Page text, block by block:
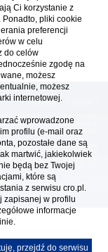
[ reklama] [
działania, te pliki
z serwisu; więcej informacji w
polityce prywatności
za treści zamieszczone przez
Serwis ma charakter
biura podróży, nie zajmuje
treść zamieszczonych reklam.
zastrzeżone
Ci korzystanie z
pliki cookie
preferencji
w celu
do celów
zgodę na
możesz
możesz
internetowej.
wprowadzone
profilu (e-mail oraz
pozostałe dane są
martwić, jakiekolwiek
będą bez Twojej
które są
z serwisu cro.pl.
zapisanej w profilu
informacje
przejdź do serwisu